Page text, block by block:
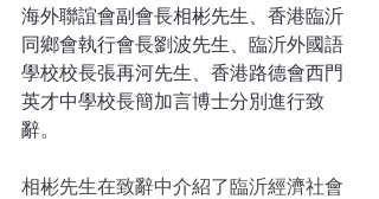
海外聯誼會副會長相彬先生、香港臨沂
同鄉會執行會長劉波先生、臨沂外國語
學校校長張再河先生、香港路德會西門
英才中學校長簡加言博士分別進行致
辭。
相彬先生在致辭中介紹了臨沂經濟社會